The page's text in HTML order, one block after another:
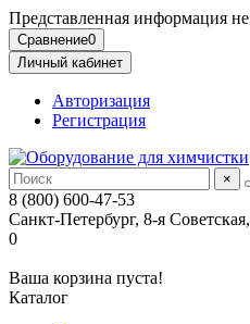
Представленная информация
Сравнение0
Личный кабинет
Авторизация
Регистрация
×
8 (800) 600-47-53
Санкт-Петербург, 8-я
0
Ваша корзина пуста!
Каталог